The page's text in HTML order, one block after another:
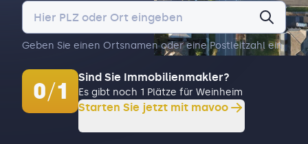
Geben Sie einen Ortsnamen oder eine Postleitzahl ein.
0/1
Sind Sie Immobilienmakler?
Es gibt noch 1 Plätze für Weinheim
Starten Sie jetzt mit mavoo